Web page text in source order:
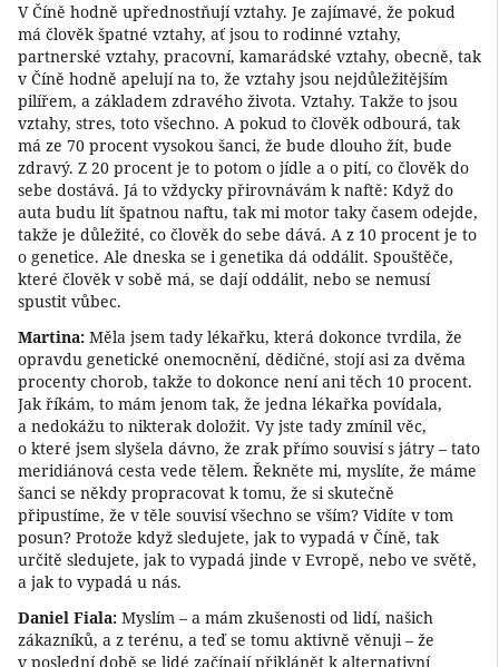
V Číně hodně upřednostňují vztahy. Je zajímavé, že pokud
má člověk špatné vztahy, ať jsou to rodinné vztahy,
partnerské vztahy, pracovní, kamarádské vztahy, obecně, tak
v Číně hodně apelují na to, že vztahy jsou nejdůležitějším
pilířem, a základem zdravého života. Vztahy. Takže to jsou
vztahy, stres, toto všechno. A pokud to člověk odbourá, tak
má ze 70 procent vysokou šanci, že bude dlouho žít, bude
zdravý. Z 20 procent je to potom o jídle a o pití, co člověk do
sebe dostává. Já to vždycky přirovnávám k naftě: Když do
auta budu lít špatnou naftu, tak mi motor taky časem odejde,
takže je důležité, co člověk do sebe dává. A z 10 procent je to
o genetice. Ale dneska se i genetika dá oddálit. Spouštěče,
které člověk v sobě má, se dají oddálit, nebo se nemusí
spustit vůbec.
Martina: Měla jsem tady lékařku, která dokonce tvrdila, že
opravdu genetické onemocnění, dědičné, stojí asi za dvěma
procenty chorob, takže to dokonce není ani těch 10 procent.
Jak říkám, to mám jenom tak, že jedna lékařka povídala,
a nedokážu to nikterak doložit. Vy jste tady zmínil věc,
o které jsem slyšela dávno, že zrak přímo souvisí s játry – tato
meridiánová cesta vede tělem. Řekněte mi, myslíte, že máme
šanci se někdy propracovat k tomu, že si skutečně
připustíme, že v těle souvisí všechno se vším? Vidíte v tom
posun? Protože když sledujete, jak to vypadá v Číně, tak
určitě sledujete, jak to vypadá jinde v Evropě, nebo ve světě,
a jak to vypadá u nás.
Daniel Fiala: Myslím – a mám zkušenosti od lidí, našich
zákazníků, a z terénu, a teď se tomu aktivně věnuji – že
v poslední době se lidé začínají přiklánět k alternativní